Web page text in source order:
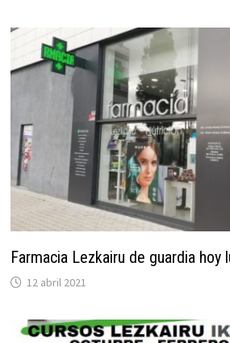
Farmacia Lezkairu de guardia hoy
12 abril 2021